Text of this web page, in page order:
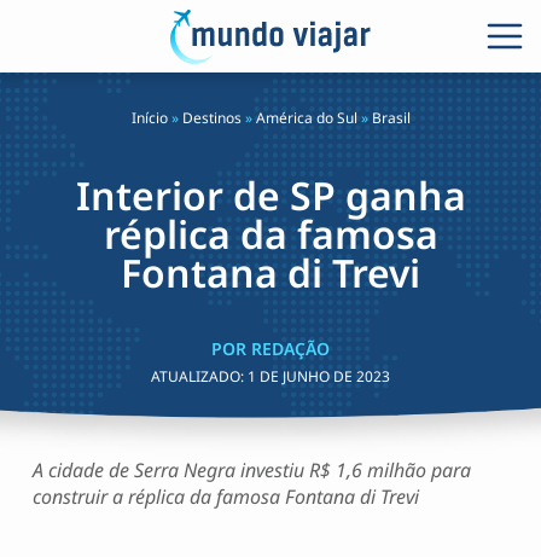
Início» Destinos»América do Sul » Brasil
Interior de SP ganha
réplica da famosa
Fontana di Trevi
POR REDAÇÃO
ATUALIZADO: 1 DE JUNHO DE 2023
A cidade de Serra Negra investiu R$ 1,6 milhão para
construir a réplica da famosa Fontana di Trevi